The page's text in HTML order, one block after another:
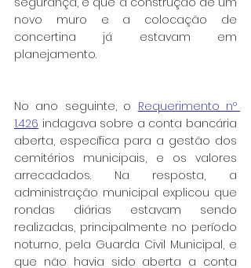
novo muro e a colocação de
concertina já estavam em
planejamento.
No ano seguinte, o Requerimento nº
1.426 indagava sobre a conta bancária
aberta, específica para a gestão dos
cemitérios municipais, e os valores
arrecadados. Na resposta, a
administração municipal explicou que
rondas diárias estavam sendo
realizadas, principalmente no período
noturno, pela Guarda Civil Municipal, e
que não havia sido aberta a conta